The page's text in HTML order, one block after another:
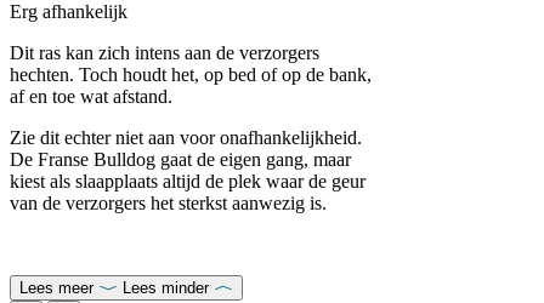
Erg afhankelijk
Dit ras kan zich intens aan de verzorgers
hechten. Toch houdt het, op bed of op de bank,
af en toe wat afstand.
Zie dit echter niet aan voor onafhankelijkheid.
De Franse Bulldog gaat de eigen gang, maar
kiest als slaapplaats altijd de plek waar de geur
van de verzorgers het sterkst aanwezig is.
Lees meer Lees minder